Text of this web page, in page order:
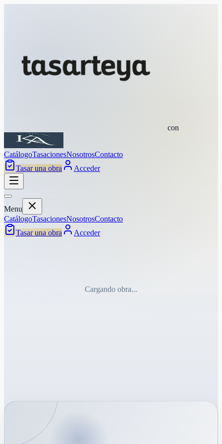
con
CatálogoTasacionesNosotrosContacto
Tasar una obra
Acceder
Menu
CatálogoTasacionesNosotrosContacto
Tasar una obra
Acceder
Cargando obra...